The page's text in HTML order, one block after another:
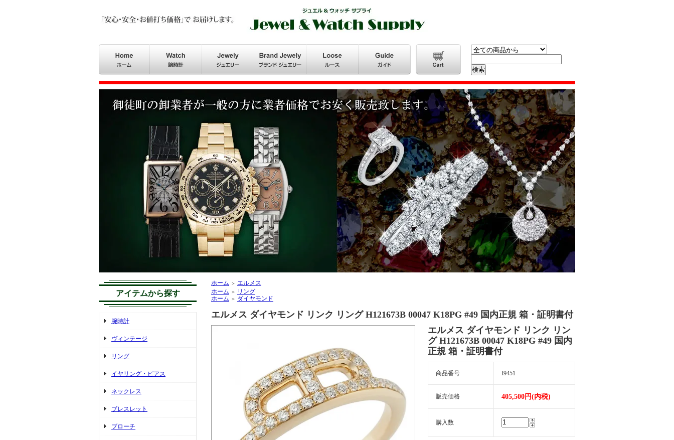
アイテムから探す
腕時計
ヴィンテージ
リング
イヤリング・ピアス
ネックレス
ブレスレット
ブローチ
ホーム ＞ エルメス
ホーム ＞
リング
ホーム ＞ ダイヤモンド
エルメス ダイヤモンド リンク リング H121673B 00047 K18PG #49 国内正規 箱・証明書付
エルメス ダイヤモンド リンク リン
グ H121673B 00047 K18PG #49 国内
正規 箱・証明書付
商品番号 I9451
販売価格 405,500円(内税)
購入数